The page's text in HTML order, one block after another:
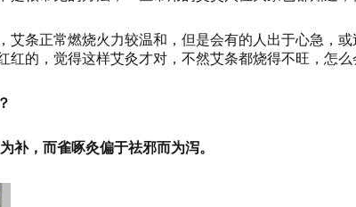
艾条正常燃烧火力较温和，但是会有的人出于心急，
红的，觉得这样艾灸才对，不然艾条都烧得不旺，怎
补，而雀啄灸偏于祛邪而为泻。